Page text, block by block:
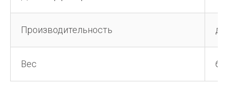
Производительность до
Вес